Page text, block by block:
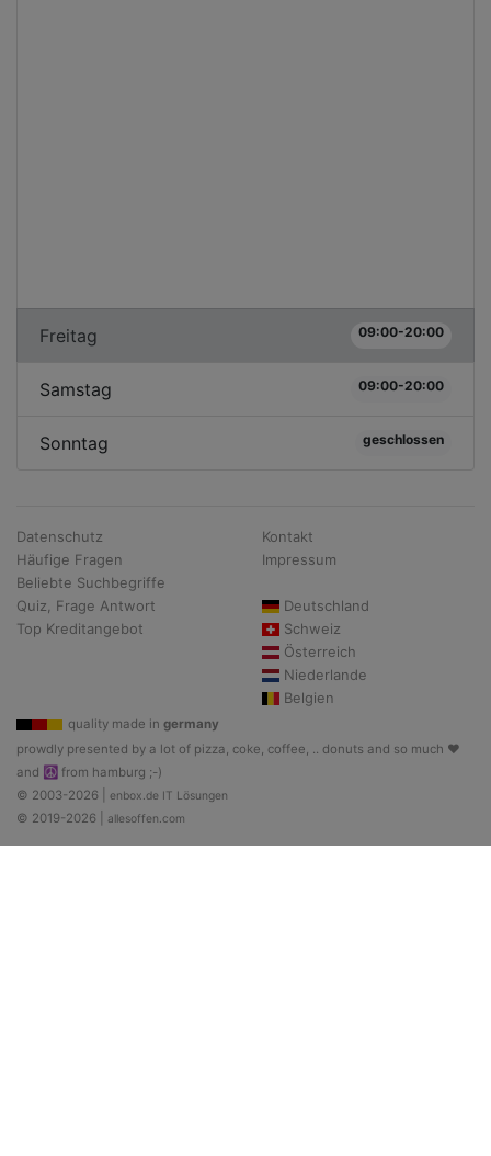
Freitag 09:00-20:00
Samstag 09:00-20:00
Sonntag geschlossen
Datenschutz
Häufige Fragen
Beliebte Suchbegriffe
Quiz, Frage Antwort
Top Kreditangebot
Kontakt
Impressum
Deutschland
Schweiz
Österreich
Niederlande
Belgien
quality made in germany
prowdly presented by a lot of pizza, coke, coffee, .. donuts and so much ♥
and ☮ from hamburg ;-)
© 2003-2026 | enbox.de IT Lösungen
© 2019-2026 | allesoffen.com